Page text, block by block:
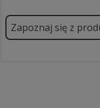
Zapoznaj się z